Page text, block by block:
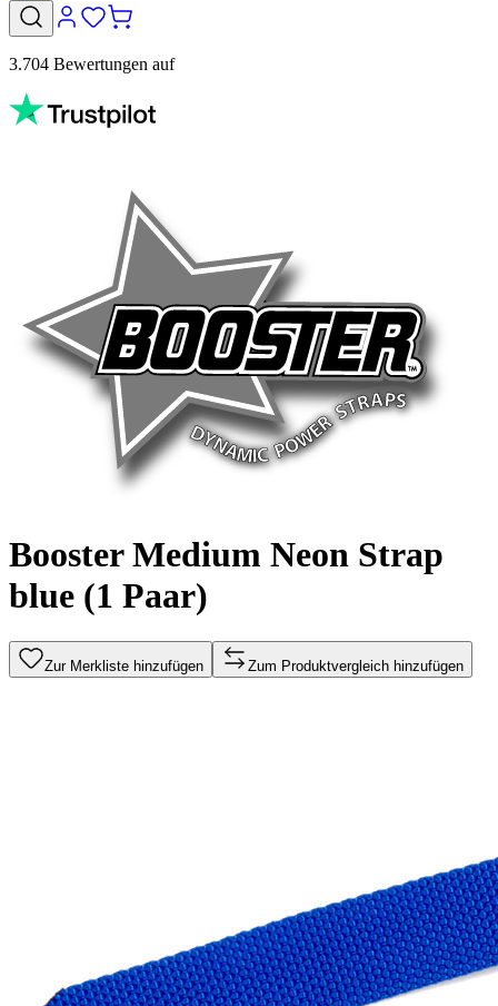
3.704 Bewertungen auf
Booster Medium Neon Strap
blue (1 Paar)
Zur Merkliste hinzufügen Zum Produktvergleich hinzufügen